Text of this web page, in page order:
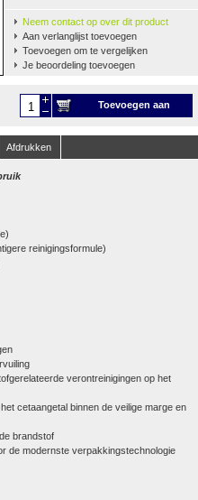
Neem contact op over dit product
Aan verlanglijst toevoegen
Toevoegen om te vergelijken
Je beoordeling toevoegen
Toevoegen aan
Afdrukken
reinigingsformule)
verontreinigingen op het
cetaangetal binnen de veilige marge en
brandstof
de modernste verpakkingstechnologie